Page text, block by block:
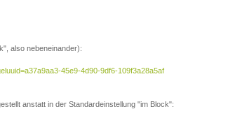
also nebeneinander):
45e9-4d90-9df6-109f3a28a5af
anstatt in der Standardeinstellung "im Block":